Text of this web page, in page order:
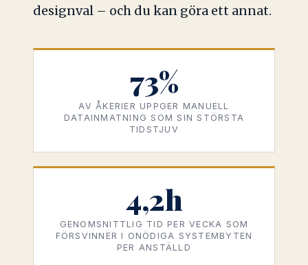
designval – och du kan göra ett annat.
73%
AV ÅKERIER UPPGER MANUELL
DATAINMATNING SOM SIN STÖRSTA
TIDSTJUV
4,2h
GENOMSNITTLIG TID PER VECKA SOM
FÖRSVINNER I ONÖDIGA SYSTEMBYTEN
PER ANSTÄLLD